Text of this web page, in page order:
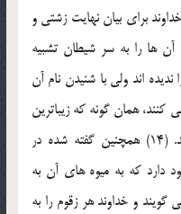
نظر اینکه خداوند برای بیان نهایت زشتی و
ها را به سر شیطان تشبیه
اند ولی با شنیدن نام آن
همان گونه که زیباترین
صورت ها را به فرشتگان تشبیه می کنند. (14) همچنین گفته شده در
دارد که به میوه های آن به
و خداوند هر زقوم را به